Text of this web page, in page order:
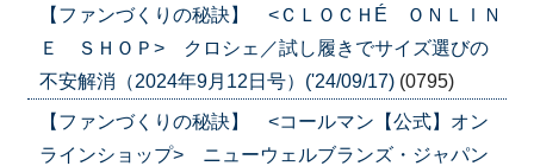
【ファンづくりの秘訣】 <ＣＬＯＣＨÉ ＯＮＬＩＮ
Ｅ ＳＨＯＰ> クロシェ／試し履きでサイズ選びの
不安解消（2024年9月12日号）('24/09/17) (0795)
【ファンづくりの秘訣】 <コールマン【公式】オン
ラインショップ> ニューウェルブランズ・ジャパン